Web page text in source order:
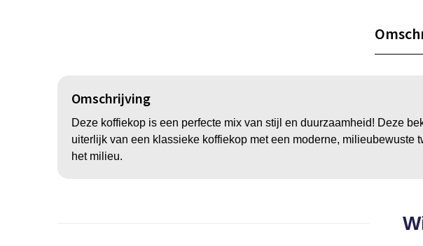
Omschrijving
Deze koffiekop is een perfecte mix van stijl en duurzaamheid! Deze
uiterlijk van een klassieke koffiekop met een moderne,
het milieu.